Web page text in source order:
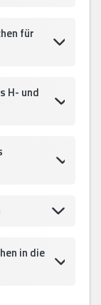
für
H- und
in die